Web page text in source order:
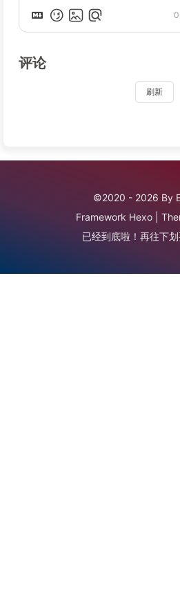
0
评论
刷新
©2020 - 2026 By
Framework Hexo
已经到底啦！再往下划